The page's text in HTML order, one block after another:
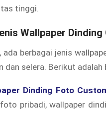
tinggi.
Wallpaper
ada berbagai jenis
dan selera. Berikut
Dinding Foto
pribadi, wallpaper